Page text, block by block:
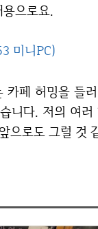
으로요.
미니PC)
니다. 저의 여
으로도 그럴 것